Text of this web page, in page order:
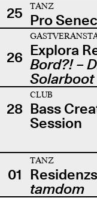
25
TANZ
Pro
26 Explora
Bord?! –
Solarboot
28
CLUB
Bass
Session
01
TANZ
tamdom